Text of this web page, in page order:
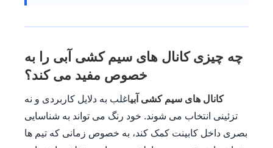
چه چیزی کانال های سیم کشی آبی را به
خصوص مفید می کند؟
کانال های سیم کشی آبیاغلب به دلایل کاربردی و نه
تزئینی انتخاب می شوند. خود رنگ می تواند به شناسایی
بصری داخل کابینت کمک کند، به خصوص زمانی که تیم ها